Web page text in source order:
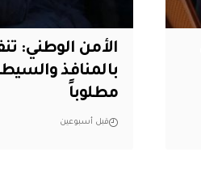
مطلوباً
قبل أسبوعين